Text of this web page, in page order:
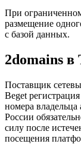
При
размещение
с базой данных.
2domains в
Поставщик
Beget
номера владельца
России
силу после
посещения